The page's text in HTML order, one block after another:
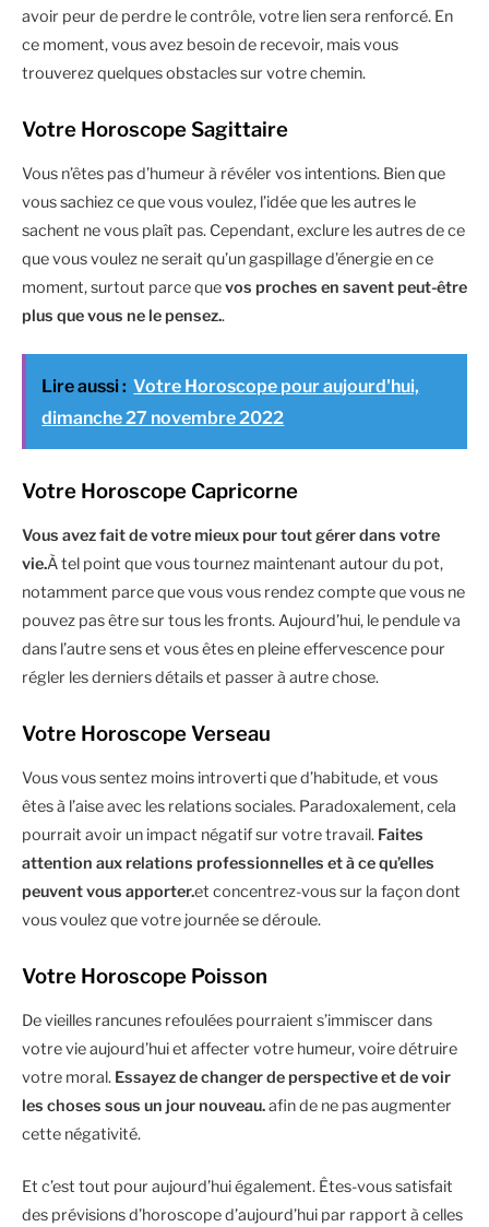
avoir peur de perdre le contrôle, votre lien sera renforcé. En
ce moment, vous avez besoin de recevoir, mais vous
trouverez quelques obstacles sur votre chemin.
Votre Horoscope Sagittaire
Vous n’êtes pas d’humeur à révéler vos intentions. Bien que
vous sachiez ce que vous voulez, l’idée que les autres le
sachent ne vous plaît pas. Cependant, exclure les autres de ce
que vous voulez ne serait qu’un gaspillage d’énergie en ce
moment, surtout parce quevos proches en savent peut-être
plus que vous ne le pensez..
Lire aussi : Votre Horoscope pour aujourd'hui,
dimanche 27 novembre 2022
Votre Horoscope Capricorne
Vous avez fait de votre mieux pour tout gérer dans votre
vie.À tel point que vous tournez maintenant autour du pot,
notamment parce que vous vous rendez compte que vous ne
pouvez pas être sur tous les fronts. Aujourd’hui, le pendule va
dans l’autre sens et vous êtes en pleine effervescence pour
régler les derniers détails et passer à autre chose.
Votre Horoscope Verseau
Vous vous sentez moins introverti que d’habitude, et vous
êtes à l’aise avec les relations sociales. Paradoxalement, cela
pourrait avoir un impact négatif sur votre travail. Faites
attention aux relations professionnelles et à ce qu’elles
peuvent vous apporter.et concentrez-vous sur la façon dont
vous voulez que votre journée se déroule.
Votre Horoscope Poisson
De vieilles rancunes refoulées pourraient s’immiscer dans
votre vie aujourd’hui et affecter votre humeur, voire détruire
votre moral. Essayez de changer de perspective et de voir
les choses sous un jour nouveau.afin de ne pas augmenter
cette négativité.
Et c’est tout pour aujourd’hui également. Êtes-vous satisfait
des prévisions d’horoscope d’aujourd’hui par rapport à celles